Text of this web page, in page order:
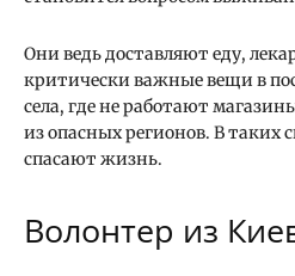
Они ведь доставляют еду,
критически важные вещи в
села, где не работают
из опасных регионов. В таких
спасают жизнь.
Волонтер из